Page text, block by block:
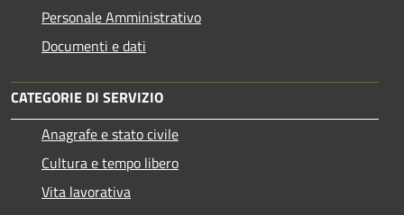
Personale Amministrativo
Documenti e dati
CATEGORIE DI SERVIZIO
Anagrafe e stato civile
Cultura e tempo libero
Vita lavorativa